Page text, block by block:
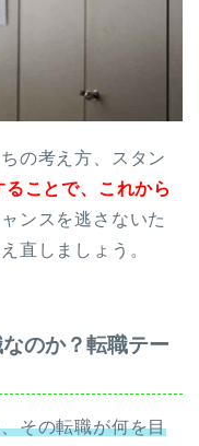
の考え方、スタン
ことで、これから
ンスを逃さないた
直しましょう。
のか？転職テー
その転職が何を目